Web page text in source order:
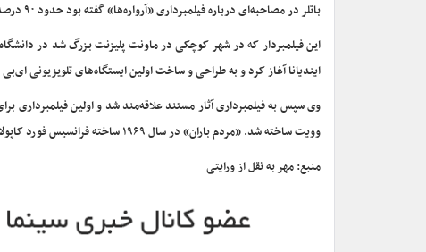
باتلر در مصاحبه‌ای درباره فیلمبرداری «آرواره‌ها» گفته بود حدود ۹۰ درصد فیلمبرداری روی قایق را با دوربین روی دست انجام داد.
این فیلمبردار که در شهر کوچکی در ماونت پلیزنت بزرگ شد در
ایندیانا آغاز کرد و به طراحی و ساخت اولین ایستگاه‌های تلویزیونی
وویت ساخته شد. «مردم باران» در سال ۱۹۶۹ ساخته فرانسیس فورد کاپولا با بازی جیمز کان، شرلی نایت و جک نیکلسون فیلم بعدی او بود.
منبع: مهر به نقل از ورایتی